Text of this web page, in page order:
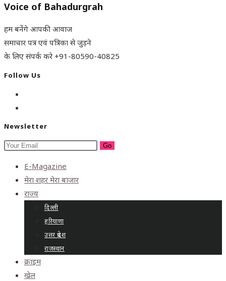
Voice of Bahadurgrah
हम बनेंगे आपकी आवाज
समाचार पत्र एवं पत्रिका से जुड़ने
के लिए संपर्क करे +91-80590-40825
Follow Us
Newsletter
Go
E-Magazine
मेरा शहर मेरा बाजार
राज्य
दिल्ली
हरियाणा
उत्तर प्रदेश
राजस्थान
क्राइम
खेल